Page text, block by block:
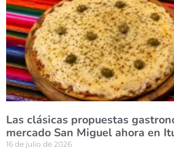
Las clásicas propuestas
mercado San Miguel ahora en
16 de julio de 2026